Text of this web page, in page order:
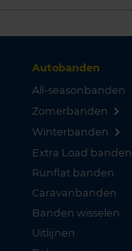
Autobanden
All-seasonbanden
Zomerbanden
Winterbanden
Extra Load banden
Runflat banden
Caravanbanden
Banden wisselen
Uitlijnen